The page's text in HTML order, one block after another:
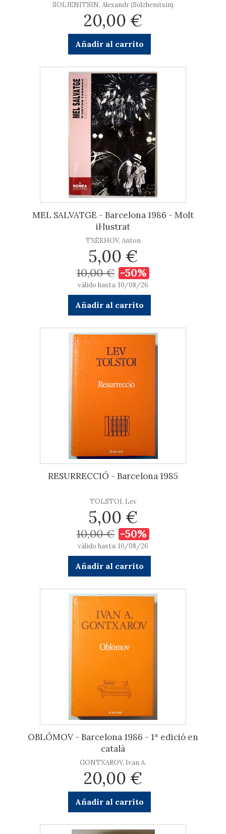
SOLJENITSIN, Alexandr (Solzhenitsin)
20,00 €
Añadir al carrito
MEL SALVATGE - Barcelona 1986 - Molt
il·lustrat
TXÈKHOV, Anton
5,00 €
10,00 € -50%
válido hasta: 10/08/26
Añadir al carrito
RESURRECCIÓ - Barcelona 1985
TOLSTOI, Lev
5,00 €
10,00 € -50%
válido hasta: 10/08/26
Añadir al carrito
OBLÓMOV - Barcelona 1986 - 1ª edició en
català
GONTXAROV, Ivan A.
20,00 €
Añadir al carrito